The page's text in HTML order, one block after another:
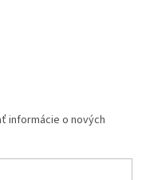
informácie o nových